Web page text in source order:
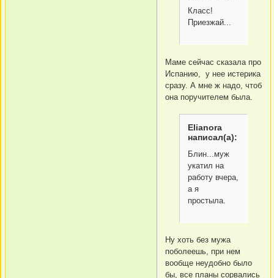
Класс!
Приезжай...
Маме сейчас сказала про
Испанию, у нее истерика
сразу. А мне ж надо, чтоб
она поручителем была.
Elianora
написал(а):
Блин...муж
укатил на
работу вчера,
а я
простыла.
Ну хоть без мужа
поболеешь, при нем
вообще неудобно было
бы, все планы сорвались